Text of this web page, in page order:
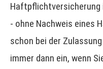
- ohne Nachweis eines
schon bei der
immer dann ein, wenn